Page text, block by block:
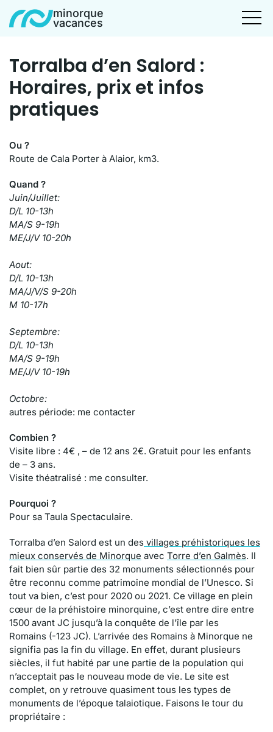
minorque
vacances
Torralba d’en Salord :
Horaires, prix et infos
pratiques
Ou ?
Route de Cala Porter à Alaior, km3.
Quand ?
Juin/Juillet:
D/L 10-13h
MA/S 9-19h
ME/J/V 10-20h
Aout:
D/L 10-13h
MA/J/V/S 9-20h
M 10-17h
Septembre:
D/L 10-13h
MA/S 9-19h
ME/J/V 10-19h
Octobre:
autres période: me contacter
Combien ?
Visite libre : 4€ , – de 12 ans 2€. Gratuit pour les enfants
de – 3 ans.
Visite théatralisé : me consulter.
Pourquoi ?
Pour sa Taula Spectaculaire.
Torralba d’en Salord est un des villages préhistoriques les
mieux conservés de Minorque avec Torre d’en Galmès. Il
fait bien sûr partie des 32 monuments sélectionnés pour
être reconnu comme patrimoine mondial de l’Unesco. Si
tout va bien, c’est pour 2020 ou 2021. Ce village en plein
cœur de la préhistoire minorquine, c’est entre dire entre
1500 avant JC jusqu’à la conquête de l’île par les
Romains (-123 JC). L’arrivée des Romains à Minorque ne
signifia pas la fin du village. En effet, durant plusieurs
siècles, il fut habité par une partie de la population qui
n’acceptait pas le nouveau mode de vie. Le site est
complet, on y retrouve quasiment tous les types de
monuments de l’époque talaiotique. Faisons le tour du
propriétaire :